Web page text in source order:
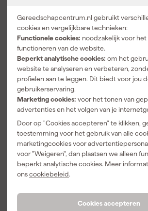
Gereedschapcentrum.nl gebruikt
cookies en vergelijkbare technieken:
Functionele cookies: noodzakelijk voor het
functioneren van de website.
Beperkt analytische cookies: om het
website te analyseren en verbeteren,
profielen aan te leggen. Dit biedt voor jou
gebruikerservaring.
Marketing cookies: voor het tonen van
advertenties en het volgen van je
Door op "Cookies accepteren" te klikken,
toestemming voor het gebruik van alle
marketingcookies voor
voor "Weigeren", dan plaatsen we alleen
beperkt analytische cookies. Meer
onscookiebeleid.
Cookies accepteren
Koel blijven op de bouwplaats:
Lees meer
Bekijk alles
B C D E F G H I J K L
S T U V W X Y Z
Airconditioning accessoires